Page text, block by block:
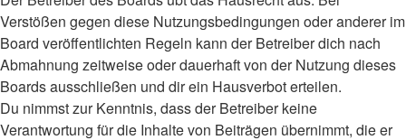
Verstößen gegen diese Nutzungsbedingungen oder anderer im
Board veröffentlichten Regeln kann der Betreiber dich nach
Abmahnung zeitweise oder dauerhaft von der Nutzung dieses
Boards ausschließen und dir ein Hausverbot erteilen.
Du nimmst zur Kenntnis, dass der Betreiber keine
Verantwortung für die Inhalte von Beiträgen übernimmt, die er